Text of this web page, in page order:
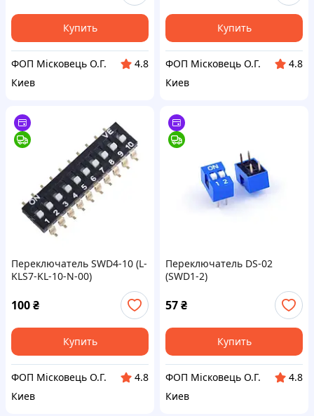
Купить
ФОП Місковець О.Г.
4.8
Киев
Купить
ФОП Місковець О.Г.
4.8
Киев
Переключатель SWD4-10 (L-
KLS7-KL-10-N-00)
100₴
Купить
ФОП Місковець О.Г.
4.8
Киев
Переключатель DS-02
(SWD1-2)
57₴
Купить
ФОП Місковець О.Г.
4.8
Киев